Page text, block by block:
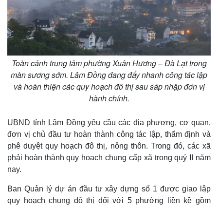
Toàn cảnh trung tâm phường Xuân Hương – Đà Lạt trong
màn sương sớm. Lâm Đồng đang đẩy nhanh công tác lập
và hoàn thiện các quy hoạch đô thị sau sáp nhập đơn vị
hành chính.
UBND tỉnh Lâm Đồng yêu cầu các địa phương, cơ quan,
đơn vị chủ đầu tư hoàn thành công tác lập, thẩm định và
phê duyệt quy hoạch đô thị, nông thôn. Trong đó, các xã
phải hoàn thành quy hoạch chung cấp xã trong quý II năm
nay.
Ban Quản lý dự án đầu tư xây dựng số 1 được giao lập
quy hoạch chung đô thị đối với 5 phường liền kề gồm